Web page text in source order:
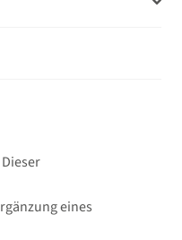
eines